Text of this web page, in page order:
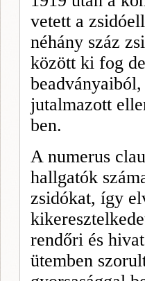
vetett a
néhány száz
között ki fog
jutalmazott
ben.
A numerus
hallgatók
zsidókat, így
rendőri és
ütemben